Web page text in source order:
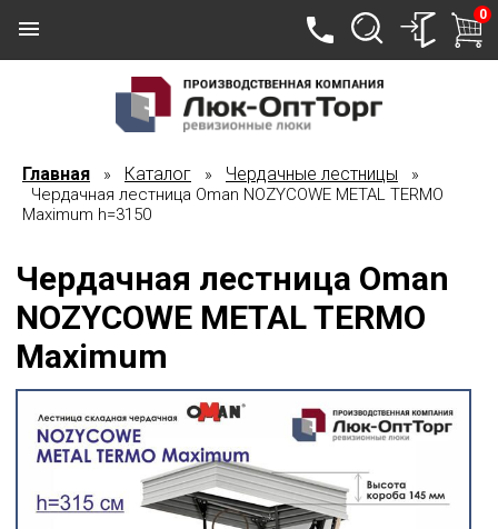
0
Главная » Каталог » Чердачные лестницы »
Чердачная лестница Oman NOZYCOWE METAL TERMО
Maximum h=3150
Чердачная лестница Oman
NOZYCOWE METAL TERMО
Maximum